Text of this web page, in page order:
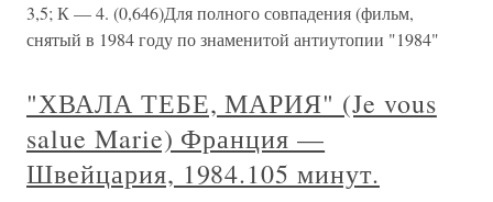
3,5; К — 4. (0,646)Для полного совпадения (фильм,
снятый в 1984 году по знаменитой антиутопии "1984"
"ХВАЛА ТЕБЕ, МАРИЯ" (Je vous
salue Marie) Франция —
Швейцария, 1984.105 минут.